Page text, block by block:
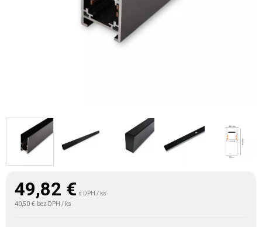
49,82 € s DPH / ks
40,50 € bez DPH / ks